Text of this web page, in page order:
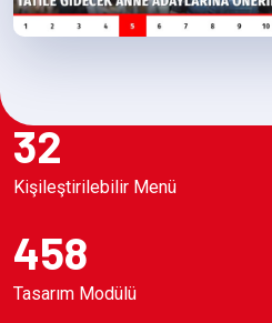
32
Kişileştirilebilir Menü
458
Tasarım Modülü